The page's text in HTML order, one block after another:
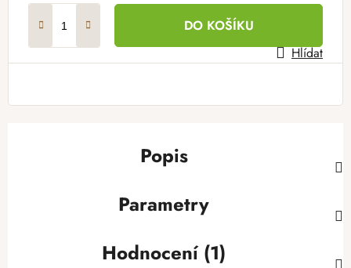
DO KOŠÍKU
Hlídat
Popis
Parametry
Hodnocení (1)